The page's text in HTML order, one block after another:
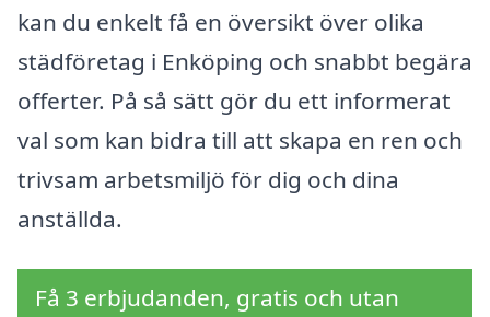
kan du enkelt få en översikt över olika
städföretag i Enköping och snabbt begära
offerter. På så sätt gör du ett informerat
val som kan bidra till att skapa en ren och
trivsam arbetsmiljö för dig och dina
anställda.
Få 3 erbjudanden, gratis och utan